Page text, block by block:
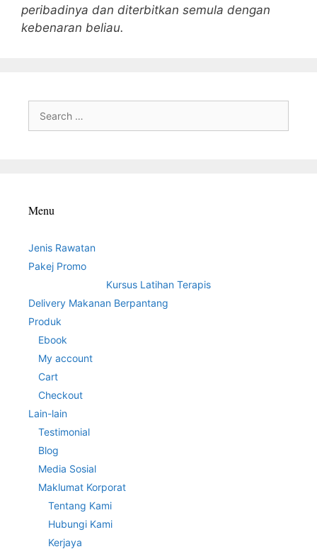
peribadinya dan diterbitkan semula dengan
kebenaran beliau.
for:
Menu
Jenis Rawatan
Pakej Promo
Kursus Latihan Terapis
Delivery Makanan Berpantang
Produk
Ebook
My account
Cart
Checkout
Lain-lain
Testimonial
Blog
Media Sosial
Maklumat Korporat
Tentang Kami
Hubungi Kami
Kerjaya